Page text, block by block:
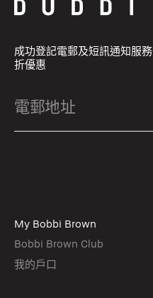
成功登記電郵及短訊通知服
折優惠
My Bobbi Brown
Bobbi Brown Club
我的戶口